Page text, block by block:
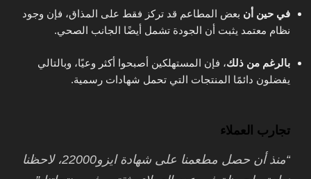
في حين أن بعض المطاعم قد تركز فقط على المذاق، فإن وجود
نظام معتمد يثبت أن الجودة تشمل أيضًا الجانب الصحي.
بالرغم من ذلك، فإن المستهلكين أصبحوا أكثر وعيًا، وبالتالي
يفضلون دائمًا المنتجات التي تحمل شهادات رسمية.
تجارب العملاء
“منذ أن حصل مطعمنا على شهادة ايزو22000، لاحظنا